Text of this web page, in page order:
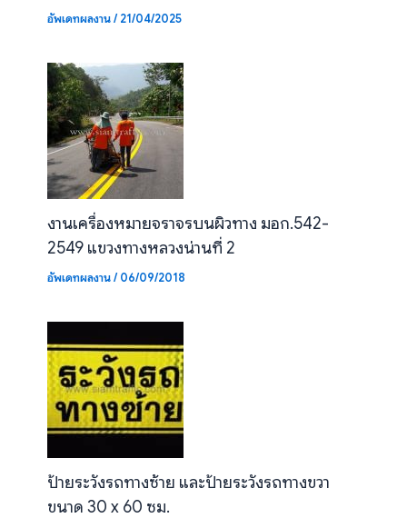
อัพเดทผลงาน/21/04/2025
งานเครื่องหมายจราจรบนผิวทาง มอก.542-
2549 แขวงทางหลวงน่านที่ 2
อัพเดทผลงาน/06/09/2018
ป้ายระวังรถทางซ้าย และป้ายระวังรถทางขวา
ขนาด 30 x 60 ซม.